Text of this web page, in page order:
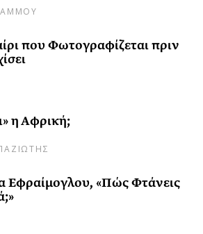
που Φωτογραφίζεται πριν
η Αφρική;
Εφραίμογλου, «Πώς Φτάνεις